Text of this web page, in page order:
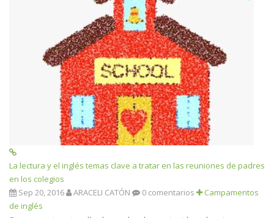
La lectura y el inglés temas clave a tratar en las reuniones de padres
en los colegios
Sep 20, 2016
ARACELI CATÓN 0 comentarios
Campamentos
de inglés